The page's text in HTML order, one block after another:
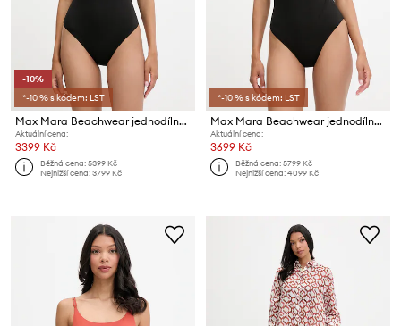
-10%
*-10 % s kódem: LST
Max Mara Beachwear jednodílné plavky dámské CARISMA
Aktuální cena:
3399 Kč
Běžná cena:5399 Kč
Nejnižší cena:3799 Kč
*-10 % s kódem: LST
Max Mara Beachwear jednodílné plavky dámské CAREZZA
Aktuální cena:
3699 Kč
Běžná cena:5799 Kč
Nejnižší cena:4099 Kč